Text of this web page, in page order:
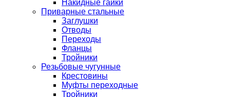
Накидные гайки
Приварные стальные
Заглушки
Отводы
Переходы
Фланцы
Тройники
Резьбовые чугунные
Крестовины
Муфты переходные
Тройники